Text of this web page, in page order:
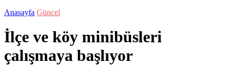
Anasayfa Güncel
İlçe ve köy minibüsleri
çalışmaya başlıyor